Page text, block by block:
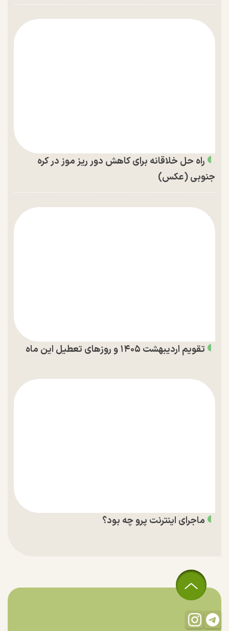
راه حل خلاقانه برای کاهش دور ریز موز در کره
جنوبی (عکس)
تقویم اردیبهشت ۱۴۰۵ و روز‌های تعطیل این ماه
ماجرای اینترنت پرو چه بود؟